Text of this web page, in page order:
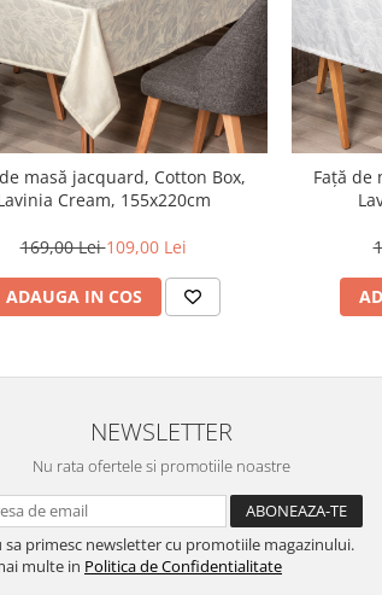
masă jacquard, Cotton Box,
Cream, 155x220cm
169,00 Lei109,00 Lei
ADAUGA IN COS
Față de
NEWSLETTER
Nu rata ofertele si promotiile noastre
sa primesc newsletter cu promotiile magazinului.
multe in Politica de Confidentialitate